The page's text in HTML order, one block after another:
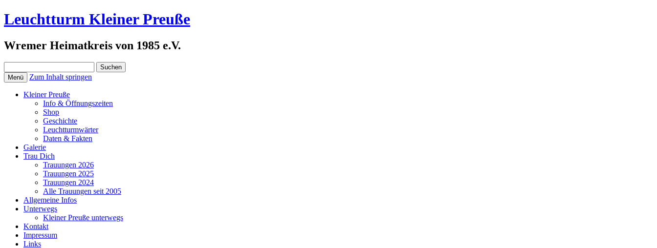
Leuchtturm Kleiner Preuße
Wremer Heimatkreis von 1985 e.V.
nach:
Menü Zum Inhalt springen
Kleiner Preuße
Info & Öffnungszeiten
Shop
Geschichte
Leuchtturmwärter
Daten & Fakten
Galerie
Trau Dich
Trauungen 2026
Trauungen 2025
Trauungen 2024
Alle Trauungen seit 2005
Allgemeine Infos
Unterwegs
Kleiner Preuße unterwegs
Kontakt
Impressum
Links